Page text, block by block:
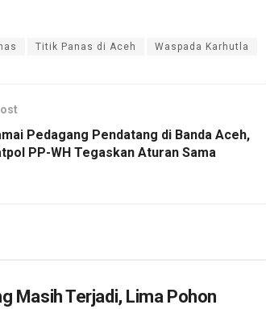
Titik Panas di Aceh Waspada Karhutla
Pedagang Pendatang di Banda Aceh,
PP-WH Tegaskan Aturan Sama
Masih Terjadi, Lima Pohon